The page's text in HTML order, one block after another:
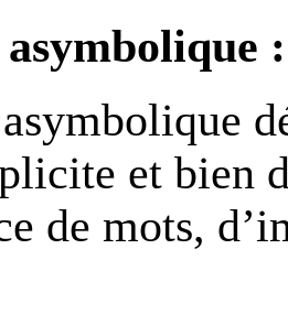
et bien
de mots,